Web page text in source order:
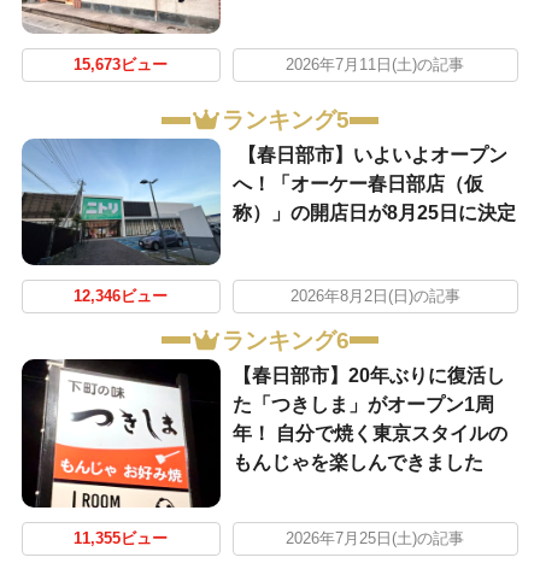
15,673ビュー 2026年7月11日(土)の記事
ランキング5
【春日部市】いよいよオープン
へ！「オーケー春日部店（仮
称）」の開店日が8月25日に決定
12,346ビュー 2026年8月2日(日)の記事
ランキング6
【春日部市】20年ぶりに復活し
た「つきしま」がオープン1周
年！ 自分で焼く東京スタイルの
もんじゃを楽しんできました
11,355ビュー 2026年7月25日(土)の記事